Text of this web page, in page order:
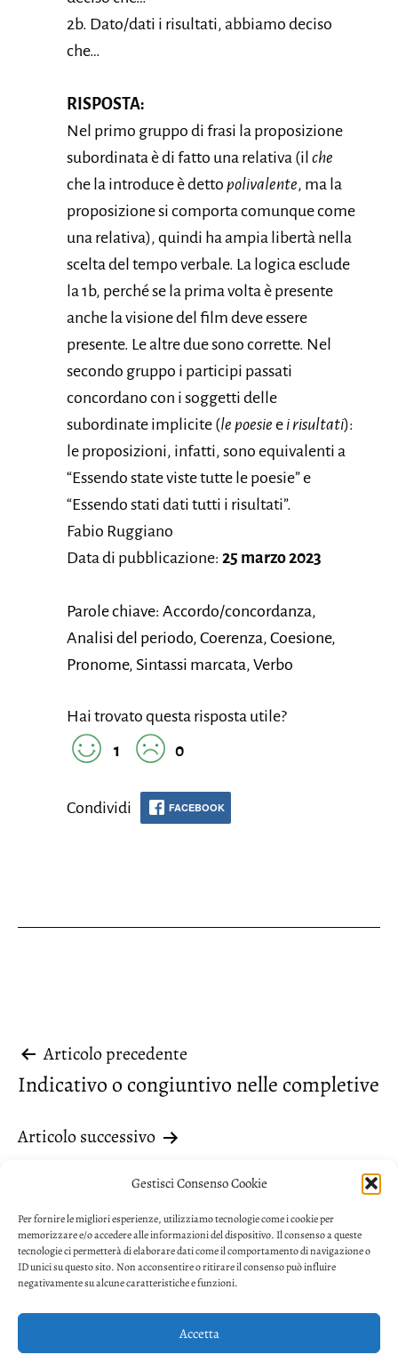
Gestisci Consenso Cookie
Per fornire le migliori esperienze, utilizziamo tecnologie come i cookie per
memorizzare e/o accedere alle informazioni del dispositivo. Il consenso a queste
tecnologie ci permetterà di elaborare dati come il comportamento di navigazione o
ID unici su questo sito. Non acconsentire o ritirare il consenso può influire
negativamente su alcune caratteristiche e funzioni.
Accetta
2b. Dato/dati i risultati, abbiamo deciso
che…
RISPOSTA:
Nel primo gruppo di frasi la proposizione
subordinata è di fatto una relativa (il che
che la introduce è detto polivalente, ma la
proposizione si comporta comunque come
una relativa), quindi ha ampia libertà nella
scelta del tempo verbale. La logica esclude
la 1b, perché se la prima volta è presente
anche la visione del film deve essere
presente. Le altre due sono corrette. Nel
secondo gruppo i participi passati
concordano con i soggetti delle
subordinate implicite (le poesie e i risultati):
le proposizioni, infatti, sono equivalenti a
“Essendo state viste tutte le poesie” e
“Essendo stati dati tutti i risultati”.
Fabio Ruggiano
Data di pubblicazione: 25 marzo 2023
Parole chiave: Accordo/concordanza,
Analisi del periodo, Coerenza, Coesione,
Pronome, Sintassi marcata, Verbo
Hai trovato questa risposta utile?
1
0
Condividi FACEBOOK
Navigazione
articoli
Articolo precedente
Indicativo o congiuntivo nelle completive
Articolo successivo